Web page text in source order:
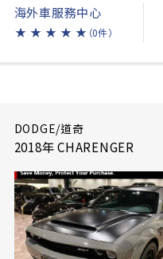
海外車服務中心
★ ★ ★ ★ ★ （0件）
DODGE/道奇
2018年 CHARENGER